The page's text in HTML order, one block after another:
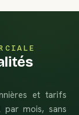
et tarifs
mois, sans